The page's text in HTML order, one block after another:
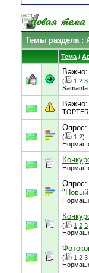
Темы раздела:
Тема /
Важно:
( 1 2 3
Samanta
Важно:
Опрос:
( 1 2)
Опрос:
"Новый
( 1 2 3
( 1 2 3